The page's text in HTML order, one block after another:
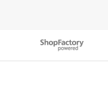
WebShop erstellt mit ShopFactory Shop